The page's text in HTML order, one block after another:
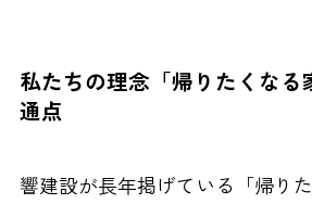
私たちの理念「帰りたくなる
通点
響建設が長年掲げている「帰り